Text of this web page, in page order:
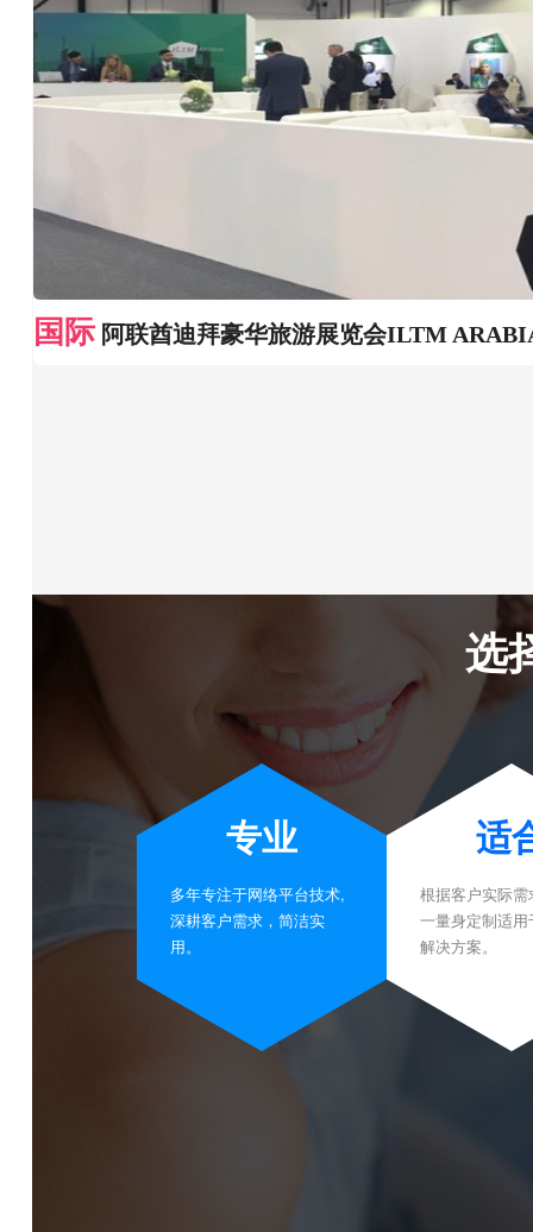
国际 阿联酋迪拜豪华旅游展览会ILTM
选
专业
多年专注于网络平台技术,
深耕客户需求，简洁实
用。
适
根据客户实际
一量身定制适
解决方案。